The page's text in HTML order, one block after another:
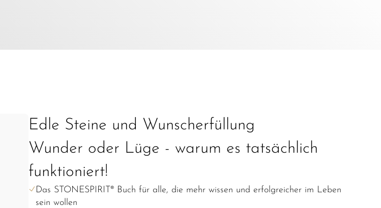
Edle Steine und Wunscherfüllung
Wunder oder Lüge - warum es tatsächlich
funktioniert!
Das STONESPIRIT® Buch für alle, die mehr wissen und erfolgreicher im Leben
sein wollen